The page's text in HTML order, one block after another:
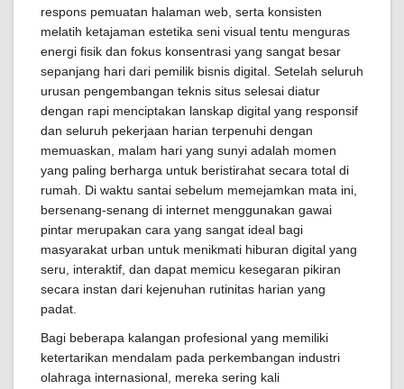
respons pemuatan halaman web, serta konsisten
melatih ketajaman estetika seni visual tentu menguras
energi fisik dan fokus konsentrasi yang sangat besar
sepanjang hari dari pemilik bisnis digital. Setelah seluruh
urusan pengembangan teknis situs selesai diatur
dengan rapi menciptakan lanskap digital yang responsif
dan seluruh pekerjaan harian terpenuhi dengan
memuaskan, malam hari yang sunyi adalah momen
yang paling berharga untuk beristirahat secara total di
rumah. Di waktu santai sebelum memejamkan mata ini,
bersenang-senang di internet menggunakan gawai
pintar merupakan cara yang sangat ideal bagi
masyarakat urban untuk menikmati hiburan digital yang
seru, interaktif, dan dapat memicu kesegaran pikiran
secara instan dari kejenuhan rutinitas harian yang
padat.
Bagi beberapa kalangan profesional yang memiliki
ketertarikan mendalam pada perkembangan industri
olahraga internasional, mereka sering kali